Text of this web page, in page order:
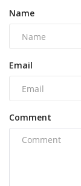
Name
Email
Comment